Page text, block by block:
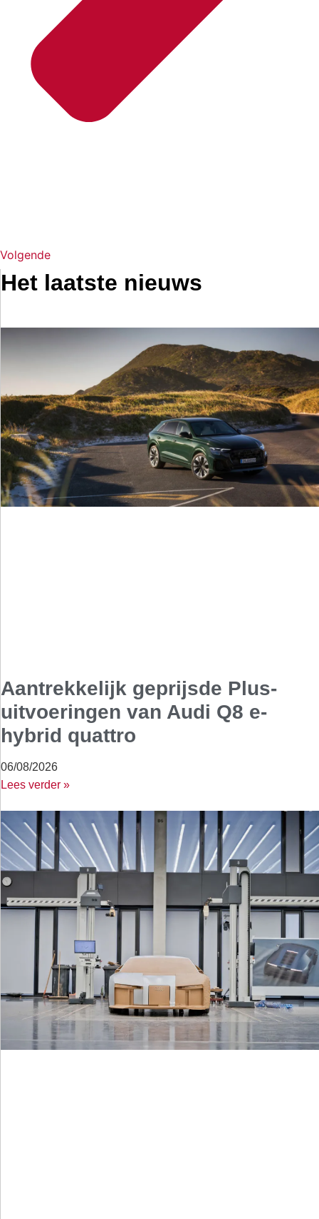
Volgende
Het laatste nieuws
Aantrekkelijk geprijsde Plus-
uitvoeringen van Audi Q8 e-
hybrid quattro
06/08/2026
Lees verder »